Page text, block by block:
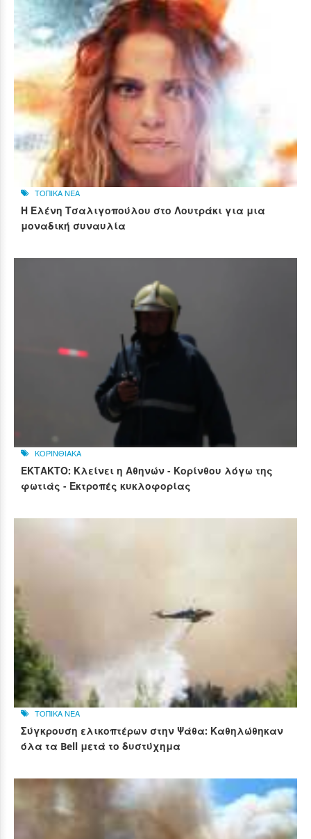
ΤΟΠΙΚΑ ΝΕΑ
Η Ελένη Τσαλιγοπούλου στο Λουτράκι για μια
μοναδική συναυλία
ΚΟΡΙΝΘΙΑΚΑ
ΕΚΤΑΚΤΟ: Κλείνει η Αθηνών - Κορίνθου λόγω της
φωτιάς - Εκτροπές κυκλοφορίας
ΤΟΠΙΚΑ ΝΕΑ
Σύγκρουση ελικοπτέρων στην Ψάθα: Καθηλώθηκαν
όλα τα Bell μετά το δυστύχημα